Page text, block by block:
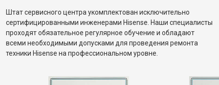
Штат сервисного центра укомплектован исключительно
сертифицированными инженерами Hisense. Наши специалисты
проходят обязательное регулярное обучение и обладают
всеми необходимыми допусками для проведения ремонта
техники Hisense на профессиональном уровне.